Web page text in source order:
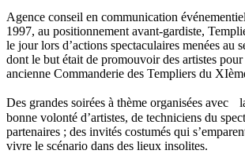
Agence conseil en communication
1997, au positionnement avant-gardiste,
le jour lors d’actions spectaculaires menées au
dont le but était de promouvoir des artistes pour
ancienne Commanderie des Templiers du
Des grandes soirées à thème organisées avec
bonne volonté d’artistes, de techniciens du
partenaires ; des invités costumés qui
vivre le scénario dans des lieux insolites.